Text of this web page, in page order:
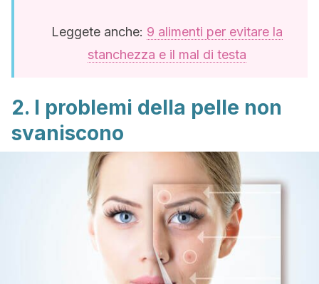
Leggete anche: 9 alimenti per evitare la
stanchezza e il mal di testa
2. I problemi della pelle non
svaniscono